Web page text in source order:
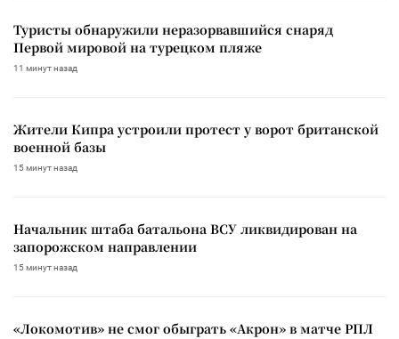
Туристы обнаружили неразорвавшийся снаряд
Первой мировой на турецком пляже
11 минут назад
Жители Кипра устроили протест у ворот британской
военной базы
15 минут назад
Начальник штаба батальона ВСУ ликвидирован на
запорожском направлении
15 минут назад
«Локомотив» не смог обыграть «Акрон» в матче РПЛ